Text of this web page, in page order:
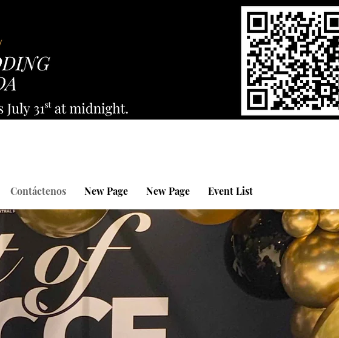
Contáctenos New Page New Page Event List